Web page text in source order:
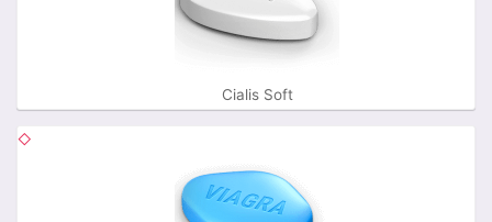
Cialis Soft